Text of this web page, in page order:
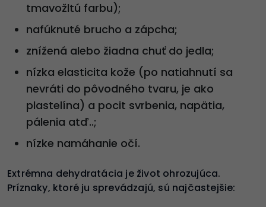
tmavožltú farbu);
nafúknuté brucho a zápcha;
znížená alebo žiadna chuť do jedla;
nízka elasticita kože (po natiahnutí sa
nevráti do pôvodného tvaru, je ako
plastelína) a pocit svrbenia, napätia,
pálenia atď..;
nízke namáhanie očí.
Extrémna dehydratácia je život ohrozujúca.
Príznaky, ktoré ju sprevádzajú, sú najčastejšie: